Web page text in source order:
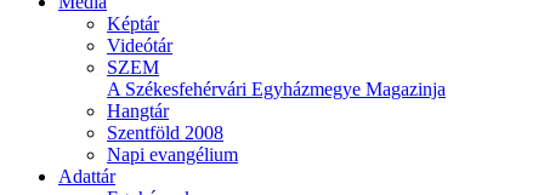
Képtár
Videótár
SZEM
A Székesfehérvári Egyházmegye Magazinja
Hangtár
Szentföld 2008
Napi evangélium
Adattár